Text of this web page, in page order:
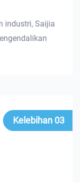
industri, Saijia
Kelebihan 03